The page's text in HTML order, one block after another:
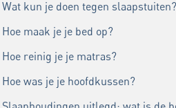
Wat kun je doen tegen slaapstuiten?
Hoe maak je je bed op?
Hoe reinig je je matras?
Hoe was je je hoofdkussen?